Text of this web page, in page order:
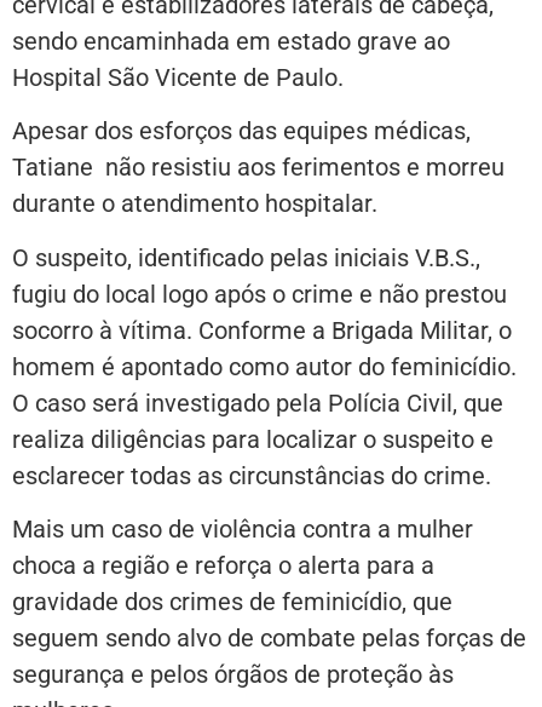
sendo encaminhada em estado grave ao
Hospital São Vicente de Paulo.
Apesar dos esforços das equipes médicas,
Tatiane não resistiu aos ferimentos e morreu
durante o atendimento hospitalar.
O suspeito, identificado pelas iniciais V.B.S.,
fugiu do local logo após o crime e não prestou
socorro à vítima. Conforme a Brigada Militar, o
homem é apontado como autor do feminicídio.
O caso será investigado pela Polícia Civil, que
realiza diligências para localizar o suspeito e
esclarecer todas as circunstâncias do crime.
Mais um caso de violência contra a mulher
choca a região e reforça o alerta para a
gravidade dos crimes de feminicídio, que
seguem sendo alvo de combate pelas forças de
segurança e pelos órgãos de proteção às